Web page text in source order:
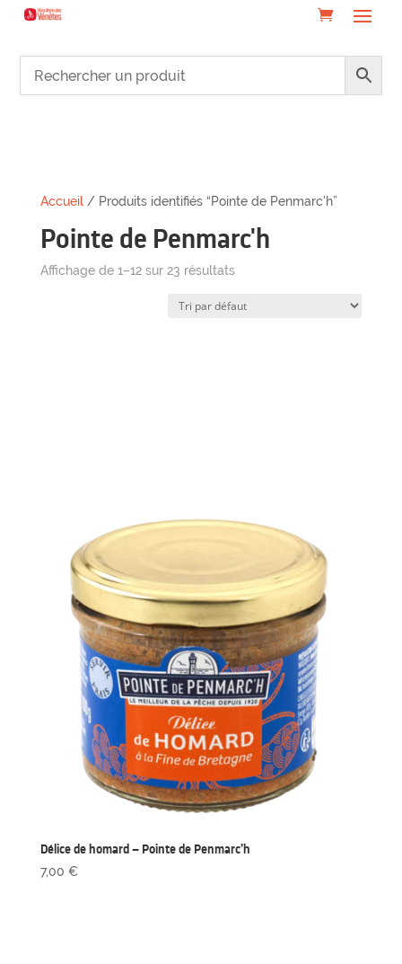
Accueil/ Produits identifiés “Pointe de Penmarc'h”
Pointe de Penmarc'h
Affichage de 1–12 sur 23 résultats
Délice de homard – Pointe de Penmarc’h
7,00 €